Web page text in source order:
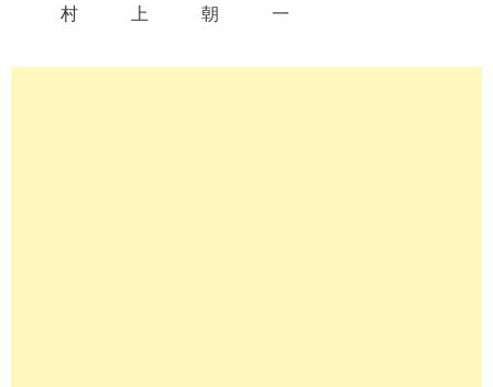
村 上 朝 一